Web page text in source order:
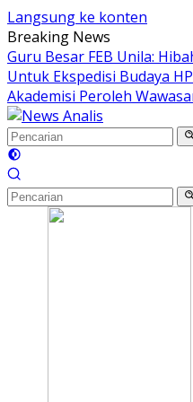
Langsung ke konten
Breaking News
Guru Besar FEB Unila:
Untuk Ekspedisi Budaya
Akademisi Peroleh